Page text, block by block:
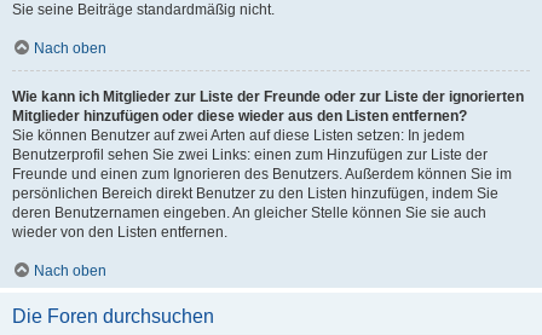
Sie seine Beiträge standardmäßig nicht.
Nach oben
Wie kann ich Mitglieder zur Liste der Freunde oder zur Liste der ignorierten
Mitglieder hinzufügen oder diese wieder aus den Listen entfernen?
Sie können Benutzer auf zwei Arten auf diese Listen setzen: In jedem
Benutzerprofil sehen Sie zwei Links: einen zum Hinzufügen zur Liste der
Freunde und einen zum Ignorieren des Benutzers. Außerdem können Sie im
persönlichen Bereich direkt Benutzer zu den Listen hinzufügen, indem Sie
deren Benutzernamen eingeben. An gleicher Stelle können Sie sie auch
wieder von den Listen entfernen.
Nach oben
Die Foren durchsuchen